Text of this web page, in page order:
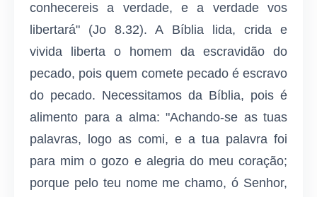
conhecereis a verdade, e a verdade vos
libertará" (Jo 8.32). A Bíblia lida, crida e
vivida liberta o homem da escravidão do
pecado, pois quem comete pecado é escravo
do pecado. Necessitamos da Bíblia, pois é
alimento para a alma: "Achando-se as tuas
palavras, logo as comi, e a tua palavra foi
para mim o gozo e alegria do meu coração;
porque pelo teu nome me chamo, ó Senhor,